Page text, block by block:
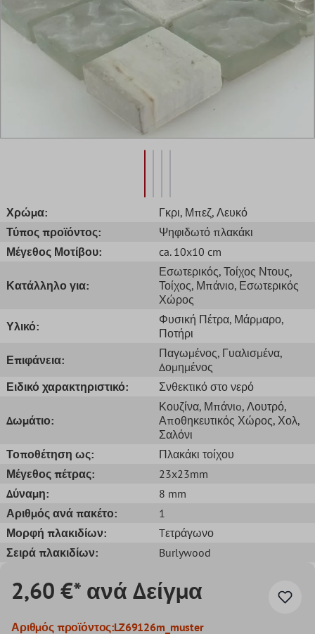
Χρώμα: Γκρι, Μπεζ, Λευκό
Τύπος προϊόντος:
Ψηφιδωτό πλακάκι
Μέγεθος Μοτίβου:
ca. 10x10 cm
Κατάλληλο για:
Εσωτερικός, Τοίχος Ντους,
Τοίχος, Μπάνιο, Εσωτερικός
Χώρος
Υλικό:
Φυσική Πέτρα, Μάρμαρο,
Ποτήρι
Επιφάνεια:
Παγωμένος, Γυαλισμένα,
Δομημένος
Ειδικό χαρακτηριστικό:
Σνθεκτικό στο νερό
Δωμάτιο:
Κουζίνα, Μπάνιo, Λουτρό,
Αποθηκευτικός Χώρος, Χολ,
Σαλόνι
Τοποθέτηση ως:
Πλακάκι τοίχου
Μέγεθος πέτρας:
23x23mm
Δύναμη:
8 mm
Αριθμός ανά πακέτο:
1
Μορφή πλακιδίων:
Tετράγωνο
Σειρά πλακιδίων:
Burlywood
2,60 €* ανά Δείγμα
Αριθμός προϊόντος:LZ69126m_muster